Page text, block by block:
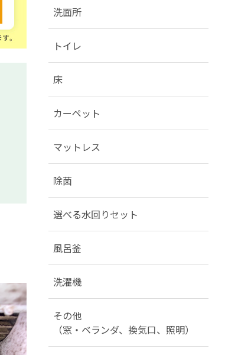
洗面所
トイレ
床
カーペット
マットレス
除菌
選べる水回りセット
風呂釜
洗濯機
その他
（窓・ベランダ、換気口、照明）